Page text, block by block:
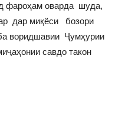
фароҳам оварда шуда,
дар миқёси бозори
воридшавии Ҷумҳурии
савдо такон